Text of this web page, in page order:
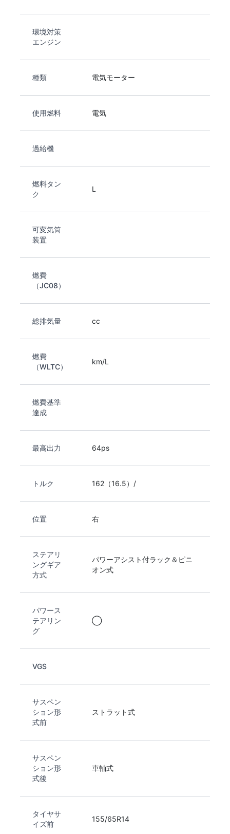
環境対策
エンジン
種類 電気モーター
使用燃料 電気
過給機
燃料タン
ク
L
可変気筒
装置
燃費
（JC08）
総排気量 cc
燃費
（WLTC）
km/L
燃費基準
達成
最高出力 64ps
トルク 162（16.5）/
位置 右
ステアリ
ングギア
方式
パワーアシスト付ラック＆ピニ
オン式
パワース
テアリン
グ
◯
VGS
サスペン
ション形
式前
ストラット式
サスペン
ション形
式後
車軸式
タイヤサ
イズ前
155/65R14